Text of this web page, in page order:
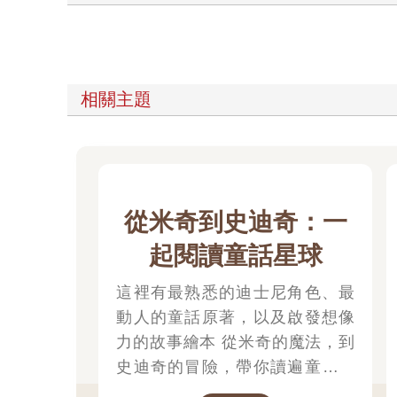
相關主題
從米奇到史迪奇：一
起閱讀童話星球
這裡有最熟悉的迪士尼角色、最
動人的童話原著，以及啟發想像
力的故事繪本 從米奇的魔法，到
史迪奇的冒險，帶你讀遍童話星
球 單書就79折~~限量販售